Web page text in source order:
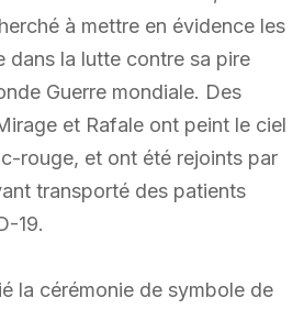
à mettre en évidence les
dans la lutte contre sa pire
Guerre mondiale. Des
et Rafale ont peint le ciel
rouge, et ont été rejoints par
transporté des patients
19.
la cérémonie de symbole de